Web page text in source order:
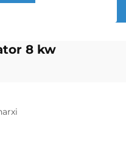
8 kw